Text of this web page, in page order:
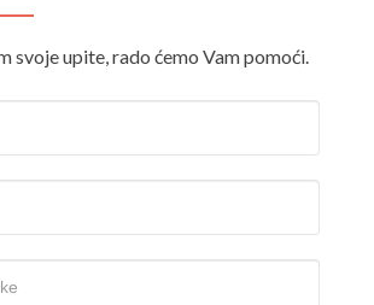
svoje upite, rado ćemo Vam pomoći.